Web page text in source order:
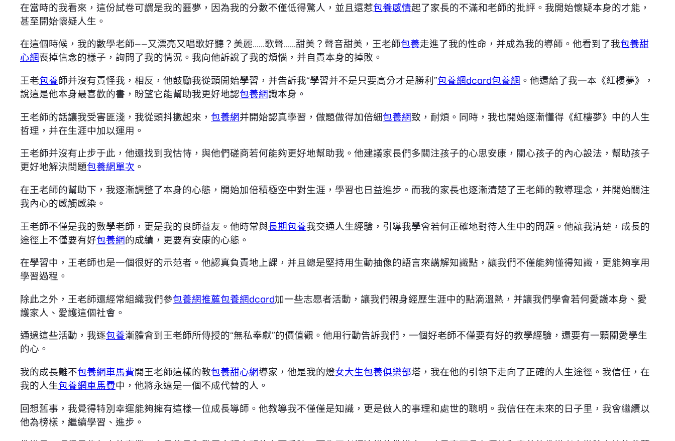
在當時的我看來，這份試卷可謂是我的噩夢，因為我的分數不僅低得驚人，並且還惹包養感情起了家長的不滿和老師的批評。我開始懷疑本身的才能，
甚至開始懷疑人生。
在這個時候，我的數學老師——又漂亮又唱歌好聽？美麗……歌聲……甜美？聲音甜美，王老師包養走進了我的性命，并成為我的導師。他看到了我包養甜
心網喪掉信念的樣子，詢問了我的情況。我向他訴說了我的煩惱，并自責本身的掉敗。
王老包養師并沒有責怪我，相反，他鼓勵我從頭開始學習，并告訴我“學習并不是只要高分才是勝利”包養網dcard包養網 。他還給了我一本《紅樓夢》，
說這是他本身最喜歡的書，盼望它能幫助我更好地認包養網識本身。
王老師的話讓我受害匪淺，我從頭抖擻起來， 包養網并開始認真學習，做題做得加倍細包養網致，耐煩。同時，我也開始逐漸懂得《紅樓夢》中的人生
哲理，并在生涯中加以運用。
王老師并沒有止步于此，他還找到我怙恃，與他們磋商若何能夠更好地幫助我。他建議家長們多關注孩子的心思安康，關心孩子的內心設法，幫助孩子
更好地解決問題包養網單次 。
在王老師的幫助下，我逐漸調整了本身的心態，開始加倍積極空中對生涯，學習也日益進步。而我的家長也逐漸清楚了王老師的教導理念，并開始關注
我內心的感觸感染。
王老師不僅是我的數學老師，更是我的良師益友。他時常與長期包養我交通人生經驗，引導我學會若何正確地對待人生中的問題。他讓我清楚，成長的
途徑上不僅要有好包養網的成績，更要有安康的心態。
在學習中，王老師也是一個很好的示范者。他認真負責地上課，并且總是堅持用生動抽像的語言來講解知識點，讓我們不僅能夠懂得知識，更能夠享用
學習過程。
除此之外，王老師還經常組織我們參包養網推薦包養網dcard加一些志愿者活動，讓我們親身經歷生涯中的點滴溫熱，并讓我們學會若何愛護本身、愛
護家人、愛護這個社會。
通過這些活動，我逐包養漸體會到王老師所傳授的“無私奉獻”的價值觀。他用行動告訴我們，一個好老師不僅要有好的教學經驗，還要有一顆關愛學生
的心。
我的成長離不包養網車馬費開王老師這樣的教包養甜心網導家，他是我的燈女大生包養俱樂部塔，我在他的引領下走向了正確的人生途徑。我信任，在
我的人生包養網車馬費中，他將永遠是一個不成代替的人。
回想舊事，我覺得特別幸運能夠擁有這樣一位成長導師。他教導我不僅僅是知識，更是做人的事理和處世的聰明。我信任在未來的日子里，我會繼續以
他為榜樣，繼續學習、進步。